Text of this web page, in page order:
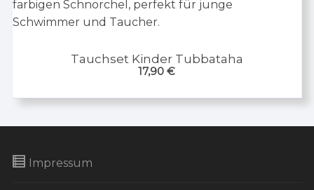
Tauchset Kinder Tubbataha
17,90€
Impressum